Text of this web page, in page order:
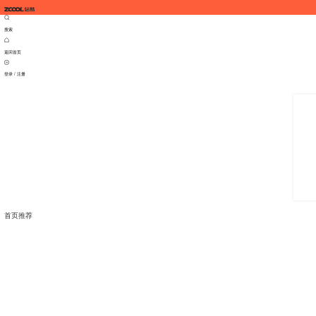
搜索
返回首页
登录 / 注册
首页推荐